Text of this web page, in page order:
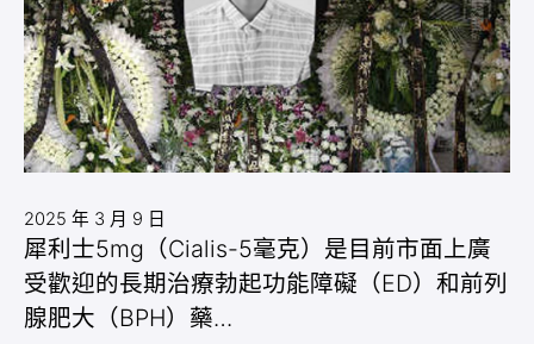
2025 年 3 月 9 日
犀利士5mg（Cialis-5毫克）是目前市面上廣
受歡迎的長期治療勃起功能障礙（ED）和前列
腺肥大（BPH）藥…